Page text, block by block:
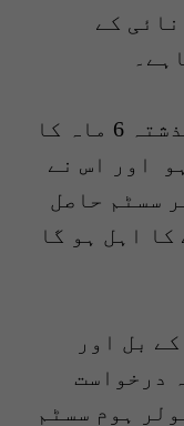
کے
سندھ کا ہر وہ شہری جس کا گذشتہ 6 ماہ کا
سے کم ہو اور اس نے
سسٹم حاصل
اہل ہو گا
بل اور
درخواست
ہوم سسٹم